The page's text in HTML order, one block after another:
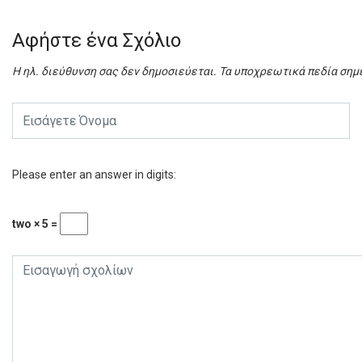
Αφήστε ένα Σχόλιο
Η ηλ. διεύθυνση σας δεν δημοσιεύεται. Τα υποχρεωτικά πεδία
Please enter an answer in digits:
two × 5 =